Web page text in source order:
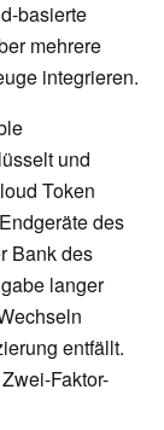
basierte
mehrere
integrieren.
und
Token
des
Bank des
langer
entfällt.
Faktor-